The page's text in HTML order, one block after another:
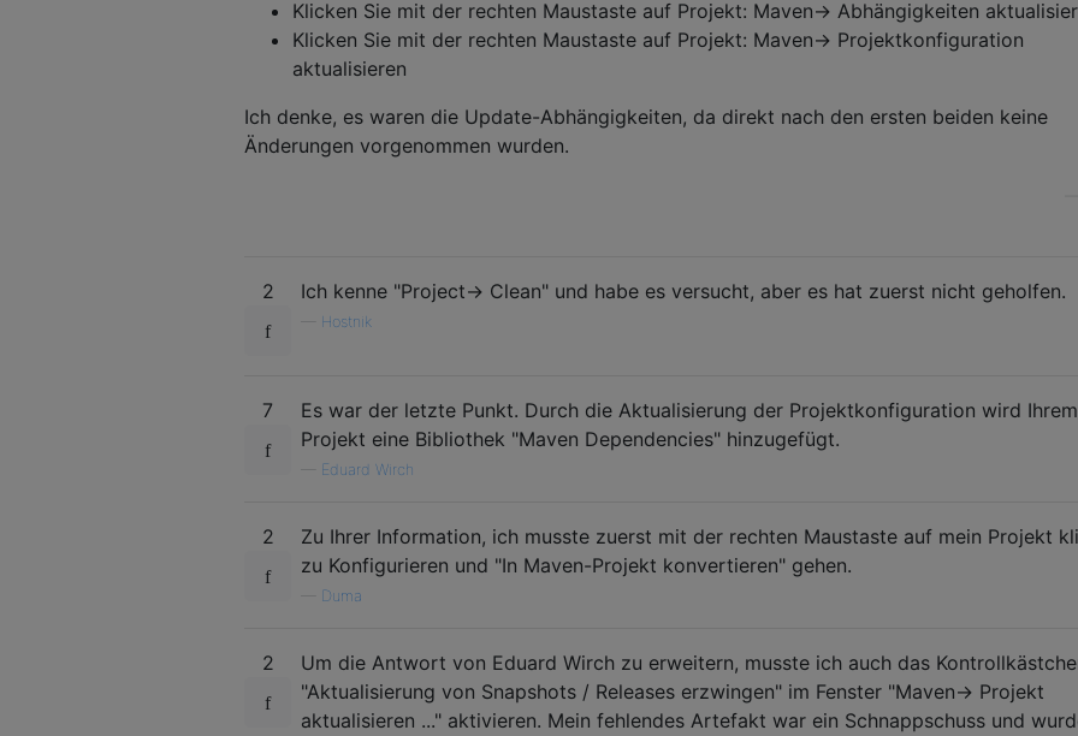
Klicken Sie mit der rechten Maustaste auf Projekt: Maven-> Abhängigkeiten
Klicken Sie mit der rechten Maustaste auf Projekt: Maven-> Projektkonfiguration
aktualisieren
Ich denke, es waren die Update-Abhängigkeiten, da direkt nach den ersten beiden keine
Änderungen vorgenommen wurden.
2 Ich kenne "Project-> Clean" und habe es versucht, aber es hat zuerst nicht geholfen.
Hostnik
7
Es war der letzte Punkt. Durch die Aktualisierung der Projektkonfiguration wird Ihrem
Projekt eine Bibliothek "Maven Dependencies" hinzugefügt.
Eduard Wirch
2
Zu Ihrer Information, ich musste zuerst mit der rechten Maustaste auf mein Projekt
zu Konfigurieren und "In Maven-Projekt konvertieren" gehen.
Duma
2
Um die Antwort von Eduard Wirch zu erweitern, musste ich auch das
"Aktualisierung von Snapshots / Releases erzwingen" im Fenster "Maven-> Projekt
aktualisieren ..." aktivieren. Mein fehlendes Artefakt war ein Schnappschuss und